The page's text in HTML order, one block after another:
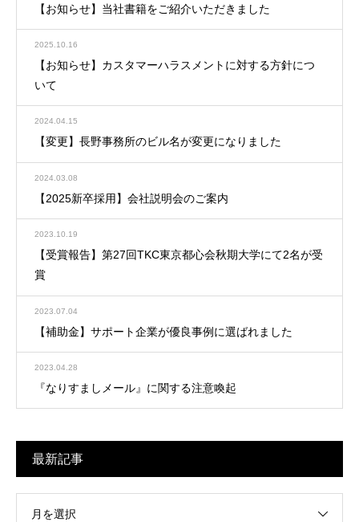
【お知らせ】当社書籍をご紹介いただきました
2025.10.16
【お知らせ】カスタマーハラスメントに対する方針につ
いて
2024.04.15
【変更】長野事務所のビル名が変更になりました
2024.03.08
【2025新卒採用】会社説明会のご案内
2023.10.19
【受賞報告】第27回TKC東京都心会秋期大学にて2名が受
賞
2023.07.04
【補助金】サポート企業が優良事例に選ばれました
2023.04.28
『なりすましメール』に関する注意喚起
最新記事
月を選択